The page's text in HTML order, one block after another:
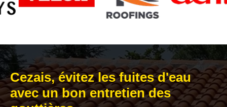
Cezais, évitez les fuites d'eau
avec un bon entretien des